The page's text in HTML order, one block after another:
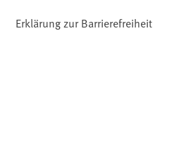
Erklärung zur Barrierefreiheit